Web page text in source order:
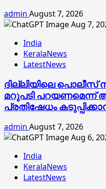
admin August 7, 2026
India
KeralaNews
LatestNews
ദില്ലിയിലെ പൊലീസ്
മറുപടി പറയണമെന്ന്
പ്രതിഷേധം
admin August 7, 2026
India
KeralaNews
LatestNews